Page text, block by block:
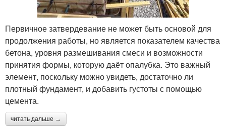
Первичное затвердевание не может быть основой для
продолжения работы, но является показателем качества
бетона, уровня размешивания смеси и возможности
принятия формы, которую даёт опалубка. Это важный
элемент, поскольку можно увидеть, достаточно ли
плотный фундамент, и добавить густоты с помощью
цемента.
читать дальше →